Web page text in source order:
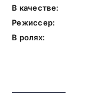
В качестве:
Режиссер:
В ролях: